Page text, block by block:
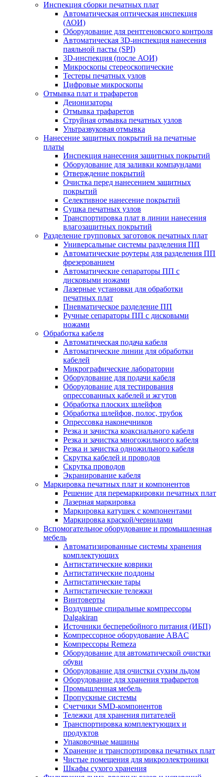
Инспекция сборки печатных плат
Автоматическая оптическая инспекция
(АОИ)
Оборудование для рентгеновского контроля
Автоматическая 3D-инспекция нанесения
паяльной пасты (SPI)
3D-инспекция (после АОИ)
Микроскопы стереоскопические
Тестеры печатных узлов
Цифровые микроскопы
Отмывка плат и трафаретов
Деионизаторы
Отмывка трафаретов
Струйная отмывка печатных узлов
Ультразвуковая отмывка
Нанесение защитных покрытий на печатные
платы
Инспекция нанесения защитных покрытий
Оборудование для заливки компаундами
Отверждение покрытий
Очистка перед нанесением защитных
покрытий
Селективное нанесение покрытий
Сушка печатных узлов
Транспортировка плат в линии нанесения
влагозащитных покрытий
Разделение групповых заготовок печатных плат
Универсальные системы разделения ПП
Автоматические роутеры для разделения ПП
фрезерованием
Автоматические сепараторы ПП с
дисковыми ножами
Лазерные установки для обработки
печатных плат
Пневматическое разделение ПП
Ручные сепараторы ПП с дисковыми
ножами
Обработка кабеля
Автоматическая подача кабеля
Автоматические линии для обработки
кабелей
Микрографические лаборатории
Оборудование для подачи кабеля
Оборудование для тестирования
опрессованных кабелей и жгутов
Обработка плоских шлейфов
Обработка шлейфов, полос, трубок
Опрессовка наконечников
Резка и зачистка коаксиального кабеля
Резка и зачистка многожильного кабеля
Резка и зачистка одножильного кабеля
Скрутка кабелей и проводов
Скрутка проводов
Экранирование кабеля
Маркировка печатных плат и компонентов
Решение для перемаркировки печатных плат
Лазерная маркировка
Маркировка катушек с компонентами
Маркировка краской/чернилами
Вспомогательное оборудование и промышленная
мебель
Автоматизированные системы хранения
комплектующих
Антистатические коврики
Антистатические поддоны
Антистатические тары
Антистатические тележки
Винтоверты
Воздушные спиральные компрессоры
Dalgakiran
Источники бесперебойного питания (ИБП)
Компрессорное оборудование ABAC
Компрессоры Remeza
Оборудование для автоматической очистки
обуви
Оборудование для очистки сухим льдом
Оборудование для хранения трафаретов
Промышленная мебель
Пропускные системы
Счетчики SMD-компонентов
Тележки для xранения питателей
Транспортировка комплектующих и
продуктов
Упаковочные машины
Хранение и транспортировка печатных плат
Чистые помещения для микроэлектроники
Шкафы сухого хранения